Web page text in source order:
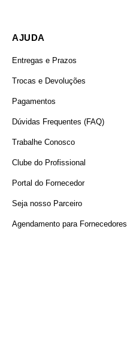
AJUDA
Entregas e Prazos
Trocas e Devoluções
Pagamentos
Dúvidas Frequentes (FAQ)
Trabalhe Conosco
Clube do Profissional
Portal do Fornecedor
Seja nosso Parceiro
Agendamento para Fornecedores